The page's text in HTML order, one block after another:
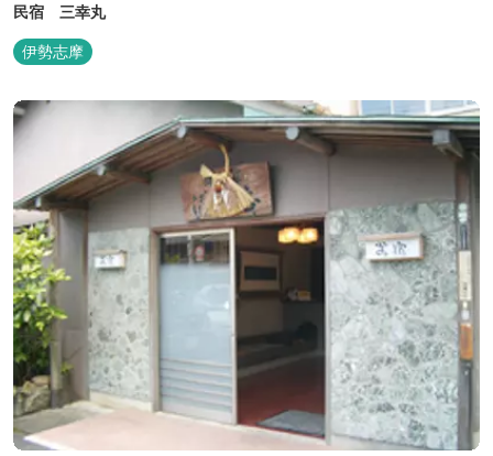
民宿 三幸丸
伊勢志摩